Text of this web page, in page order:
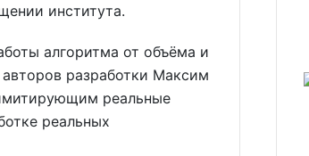
института.
алгоритма от объёма и
разработки Максим
реальные
реальных